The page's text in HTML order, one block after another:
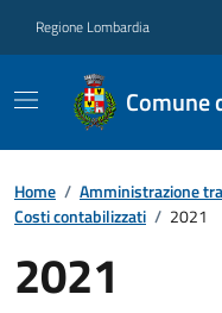
Regione Lombardia
Comune
Home / Amministrazione
Costi contabilizzati / 2021
2021